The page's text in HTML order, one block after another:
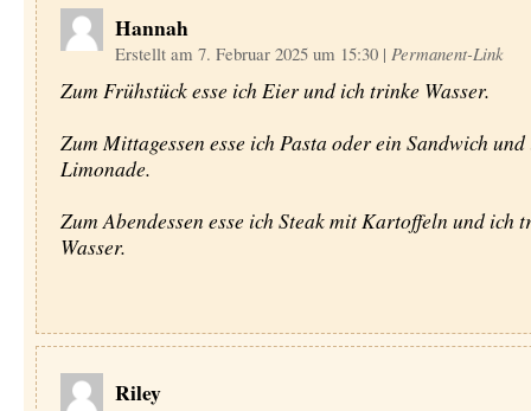
Hannah
Erstellt am 7. Februar 2025 um 15:30 | Permanent-Link
Zum Frühstück esse ich Eier und ich trinke Wasser.
Zum Mittagessen esse ich Pasta oder ein Sandwich
Limonade.
Zum Abendessen esse ich Steak mit Kartoffeln und ich
Wasser.
Riley